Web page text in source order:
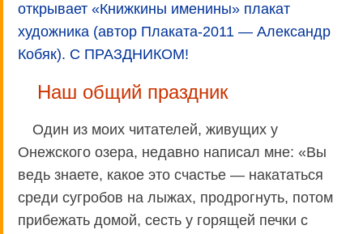
открывает «Книжкины именины» плакат
художника (автор Плаката-2011 — Александр
Кобяк). С ПРАЗДНИКОМ!
Наш общий праздник
Один из моих читателей, живущих у
Онежского озера, недавно написал мне: «Вы
ведь знаете, какое это счастье — накататься
среди сугробов на лыжах, продрогнуть, потом
прибежать домой, сесть у горящей печки с